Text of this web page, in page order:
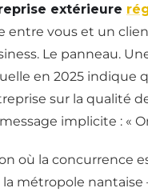
extérieure
entre vous et un
Le panneau.
en 2025 indique
sur la qualité
implicite : «
où la concurrence
métropole nantaise